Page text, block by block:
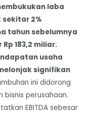
laba
sekitar 2%
tahun sebelumnya
183,2 miliar.
usaha
signifikan
ini didorong
bisnis perusahaan.
EBITDA sebesar